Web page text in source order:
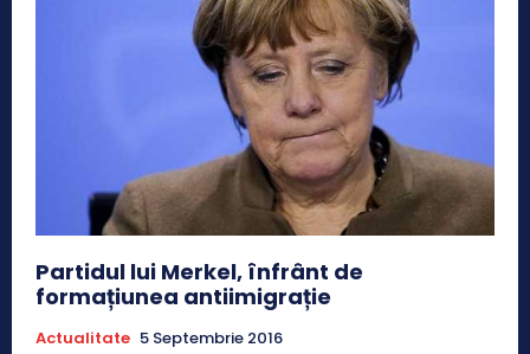
Partidul lui Merkel, înfrânt de
formațiunea antiimigrație
Actualitate 5 Septembrie 2016